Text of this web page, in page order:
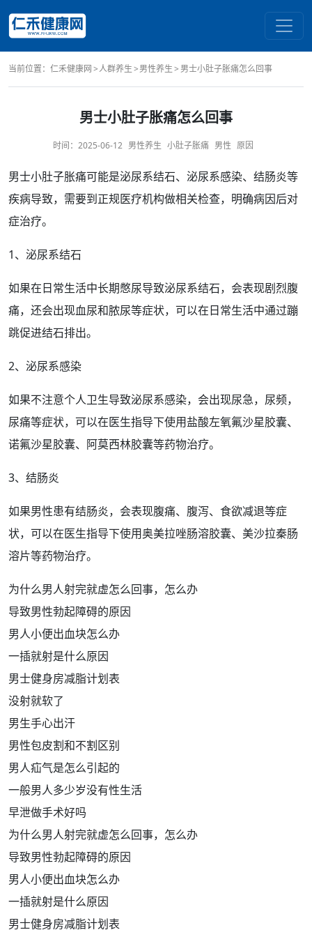
当前位置： 仁禾健康网 人群养生 男性养生 男士小肚子胀痛怎么回事
男士小肚子胀痛怎么回事
时间： 2025-06-12 男性养生 小肚子胀痛 男性 原因
男士小肚子胀痛可能是泌尿系结石、泌尿系感染、结肠炎等
疾病导致，需要到正规医疗机构做相关检查，明确病因后对
症治疗。
1、泌尿系结石
如果在日常生活中长期憋尿导致泌尿系结石，会表现剧烈腹
痛，还会出现血尿和脓尿等症状，可以在日常生活中通过蹦
跳促进结石排出。
2、泌尿系感染
如果不注意个人卫生导致泌尿系感染，会出现尿急， 尿频，
尿痛等症状，可以在医生指导下使用盐酸左氧氟沙星胶囊、
诺氟沙星胶囊、阿莫西林胶囊等药物治疗。
3、结肠炎
如果男性患有结肠炎，会表现腹痛、腹泻、食欲减退等症
状，可以在医生指导下使用奥美拉唑肠溶胶囊、美沙拉秦肠
溶片等药物治疗。
为什么男人射完就虚怎么回事，怎么办
导致男性勃起障碍的原因
男人小便出血块怎么办
一插就射是什么原因
男士健身房减脂计划表
没射就软了
男生手心出汗
男性包皮割和不割区别
男人疝气是怎么引起的
一般男人多少岁没有性生活
早泄做手术好吗
为什么男人射完就虚怎么回事，怎么办
导致男性勃起障碍的原因
男人小便出血块怎么办
一插就射是什么原因
男士健身房减脂计划表